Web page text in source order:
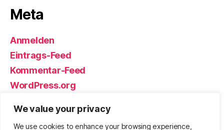
We value your privacy
We use cookies to enhance your browsing experience,
Meta
Anmelden
Eintrags-Feed
Kommentar-Feed
WordPress.org